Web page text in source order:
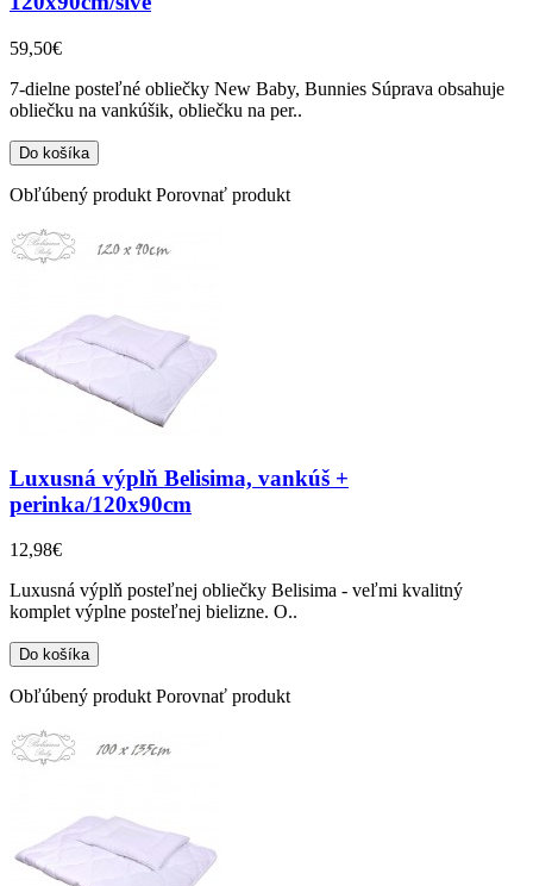
59,50€
7-dielne posteľné obliečky New Baby, Bunnies Súprava obsahuje
obliečku na vankúšik, obliečku na per..
Obľúbený produkt Porovnať produkt
Luxusná výplň Belisima, vankúš +
perinka/120x90cm
12,98€
Luxusná výplň posteľnej obliečky Belisima - veľmi kvalitný
komplet výplne posteľnej bielizne. O..
Obľúbený produkt Porovnať produkt